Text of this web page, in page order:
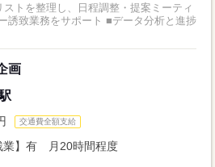
トを整理し、日程調整・提案ミーティ
誘致業務をサポート ■データ分析と進捗
画
交通費全額支給
業】有 月20時間程度